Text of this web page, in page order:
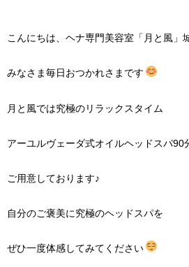
こんにちは、ヘナ専門美容室「月と風」
みなさま毎日おつかれさまです
月と風では究極のリラックスタイム
アーユルヴェーダ式オイルヘッドスパ90
ご用意しております♪
自分のご褒美に究極のヘッドスパを
ぜひ一度体感してみてください